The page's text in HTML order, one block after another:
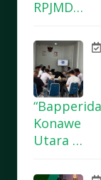
RPJMD…
“Bapperida
Konawe
Utara …